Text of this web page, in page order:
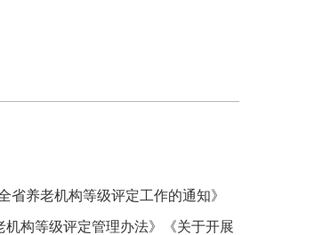
养老机构等级评定工作的通知》
机构等级评定管理办法》《关于开展